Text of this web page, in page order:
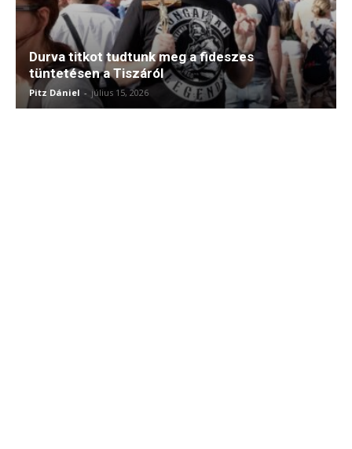
Durva titkot tudtunk meg a fideszes
tüntetésen a Tiszáról
Pitz Dániel - július 15, 2026